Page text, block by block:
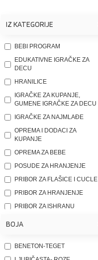
IZ KATEGORIJE
BEBI PROGRAM
EDUKATIVNE IGRAČKE ZA
DECU
HRANILICE
IGRAČKE ZA KUPANJE,
GUMENE IGRAČKE ZA DECU
IGRAČKE ZA NAJMLAĐE
OPREMA I DODACI ZA
KUPANJE
OPREMA ZA BEBE
POSUDE ZA HRANJENJE
PRIBOR ZA FLAŠICE I CUCLE
PRIBOR ZA HRANJENJE
PRIBOR ZA ISHRANU
BOJA
BENETON-TEGET